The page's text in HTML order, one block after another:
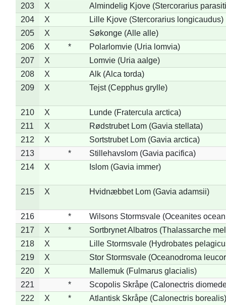
203
X
Almindelig Kjove (Stercorarius
204
X
Lille Kjove (Stercorarius longicaudus)
205
X
Søkonge (Alle alle)
206
X *
Polarlomvie (Uria lomvia)
207
X
Lomvie (Uria aalge)
208
X
Alk (Alca torda)
209
X Tejst (Cepphus grylle)
210 X
Lunde (Fratercula arctica)
211
X
Rødstrubet Lom (Gavia stellata)
212
X
Sortstrubet Lom (Gavia arctica)
213
*
Stillehavslom (Gavia pacifica)
214
X Islom (Gavia immer)
215 X Hvidnæbbet Lom (Gavia adamsii)
216 *
Wilsons Stormsvale (Oceanites
217
X *
Sortbrynet Albatros (Thalassarche
218
X
Lille Stormsvale (Hydrobates
219
X
Stor Stormsvale (Oceanodroma
220
X
Mallemuk (Fulmarus glacialis)
221
*
Scopolis Skråpe (Calonectris
222
X * Atlantisk Skråpe (Calonectris borealis)